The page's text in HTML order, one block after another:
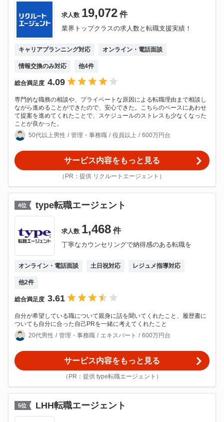
求人数 19,072 件
業界トップクラスの求人数と転職支援実績！
キャリアプランニング対応 オンライン・電話面談
情報交換のみ対応 他4件
総合満足度 4.09
専門的な職務の相談や、プライベートな原因による転職理由まで相談し
ながら進めることができたので、安心できた。こちらのペースにあわせ
て提案を進めてくれたことで、スケジュールのストレスも少なくなった
ことが良かった。
50代以上男性
管理・事務職 役員以上 600万円台
サービス内容をもっと見る
（PR：提供 リクルートエージェント）
4位 type転職エージェント
求人数 1,468 件
丁寧なカウンセリングで納得感のある転職を
オンライン・電話面談 土日祝対応 レジュメ指導対応
他2件
総合満足度 3.61
自分が希望している職について親身に話を聞いてくれたこと、履歴書に
ついても自分に合った自己PRを一緒に考えてくれたこと
20代男性
管理・事務職 エキスパート 600万円台
サービス内容をもっと見る
（PR：提供 type転職エージェント）
5位 LHH転職エージェント